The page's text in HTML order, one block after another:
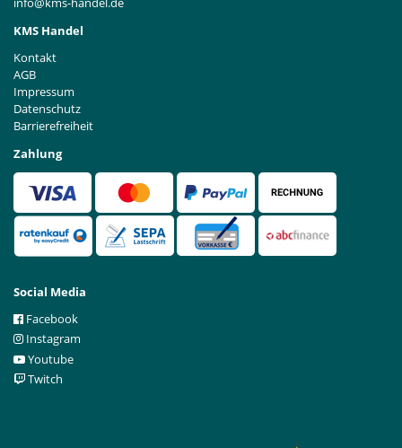
KMS Handel
Kontakt
AGB
Impressum
Datenschutz
Barrierefreiheit
Zahlung
Social Media
Facebook
Instagram
Youtube
Twitch